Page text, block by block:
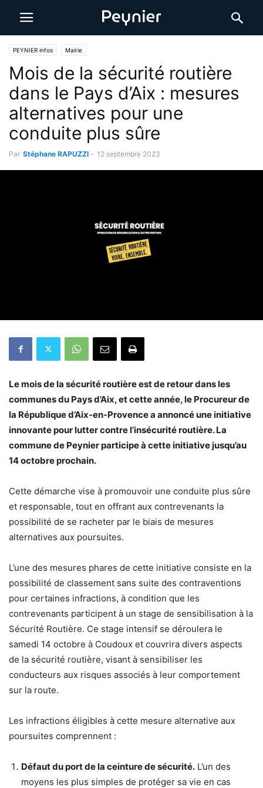
PEYNIER infos Mairie
Mois de la sécurité routière
dans le Pays d’Aix : mesures
alternatives pour une
conduite plus sûre
Par Stéphane RAPUZZI - 12 septembre 2023
Le mois de la sécurité routière est de retour dans les
communes du Pays d’Aix, et cette année, le Procureur de
la République d’Aix-en-Provence a annoncé une initiative
innovante pour lutter contre l’insécurité routière. La
commune de Peynier participe à cette initiative jusqu’au
14 octobre prochain.
Cette démarche vise à promouvoir une conduite plus sûre
et responsable, tout en offrant aux contrevenants la
possibilité de se racheter par le biais de mesures
alternatives aux poursuites.
L’une des mesures phares de cette initiative consiste en la
possibilité de classement sans suite des contraventions
pour certaines infractions, à condition que les
contrevenants participent à un stage de sensibilisation à la
Sécurité Routière. Ce stage intensif se déroulera le
samedi 14 octobre à Coudoux et couvrira divers aspects
de la sécurité routière, visant à sensibiliser les
conducteurs aux risques associés à leur comportement
sur la route.
Les infractions éligibles à cette mesure alternative aux
poursuites comprennent :
Défaut du port de la ceinture de sécurité. L’un des
moyens les plus simples de protéger sa vie en cas